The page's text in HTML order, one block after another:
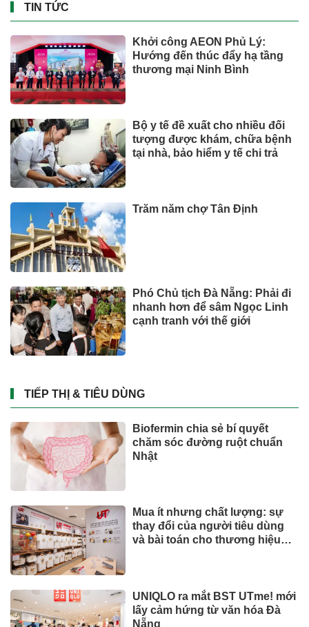
TIN TỨC
Khởi công AEON Phủ Lý:
Hướng đến thúc đẩy hạ tầng
thương mại Ninh Bình
Bộ y tế đề xuất cho nhiều đối
tượng được khám, chữa bệnh
tại nhà, bảo hiểm y tế chi trả
Trăm năm chợ Tân Định
Phó Chủ tịch Đà Nẵng: Phải đi
nhanh hơn để sâm Ngọc Linh
cạnh tranh với thế giới
TIẾP THỊ & TIÊU DÙNG
Biofermin chia sẻ bí quyết
chăm sóc đường ruột chuẩn
Nhật
Mua ít nhưng chất lượng: sự
thay đổi của người tiêu dùng
và bài toán cho thương hiệu
UNIQLO ra mắt BST UTme! mới
lấy cảm hứng từ văn hóa Đà
Nẵng